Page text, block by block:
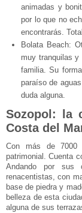
animadas y
por lo que no
encontrarás.
Bolata Beach:
muy tranquilas
familia. Su
paraíso de
duda alguna.
Sozopol: la
Costa del
Con más de 7000
patrimonial. Cuenta
Andando por sus
renacentistas, con
base de piedra y
belleza de esta
alguna de sus